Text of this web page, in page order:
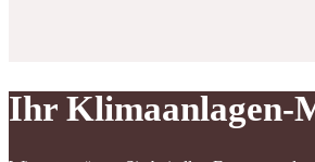
Ihr Klimaanlagen-